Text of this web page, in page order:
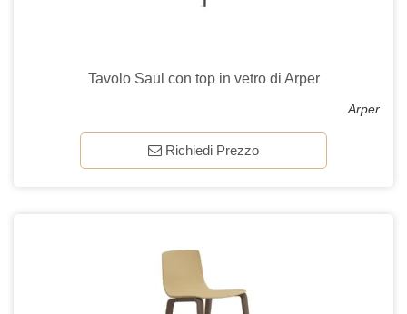
Tavolo Saul con top in vetro di Arper
Arper
Richiedi Prezzo